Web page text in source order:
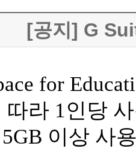
[공지] G
for
따라 1인당
5GB 이상 사